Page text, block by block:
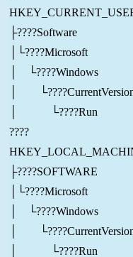
├????Software
└????Microsoft
│ └????Windows
│
│ └????Run
????
├????SOFTWARE
└????Microsoft
│ └????Windows
│
│ └????Run